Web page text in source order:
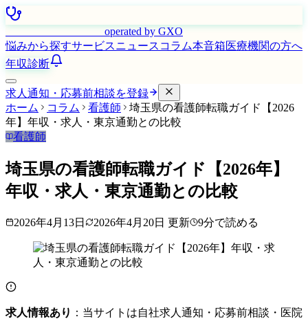
operated by GXO
悩みから探すサービスニュース コラム本音箱医療機関の方へ
年収診断
求人通知・応募前相談を登録
ホーム
コラム 看護師
埼玉県の看護師転職ガイド【2026
年】年収・求人・東京通勤との比較
看護師
埼玉県の看護師転職ガイド【2026年】
年収・求人・東京通勤との比較
2026年4月13日 2026年4月20日 更新 9分で読める
求人情報あり ：当サイトは自社求人通知・応募前相談・医院